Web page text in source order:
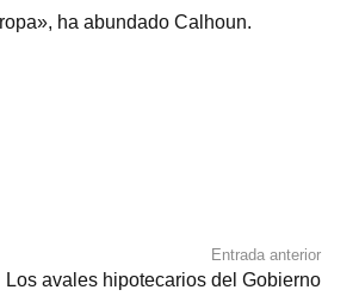
ha abundado Calhoun.
Entrada anterior
Los avales hipotecarios del Gobierno